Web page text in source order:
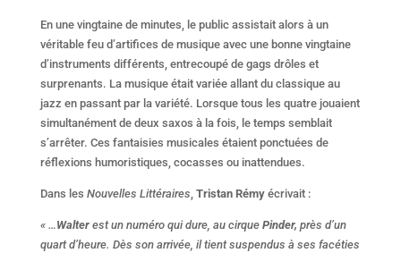
En une vingtaine de minutes, le public assistait alors à un
véritable feu d’artifices de musique avec une bonne vingtaine
d’instruments différents, entrecoupé de gags drôles et
surprenants. La musique était variée allant du classique au
jazz en passant par la variété. Lorsque tous les quatre jouaient
simultanément de deux saxos à la fois, le temps semblait
s’arrêter. Ces fantaisies musicales étaient ponctuées de
réflexions humoristiques, cocasses ou inattendues.
Dans les Nouvelles Littéraires, Tristan Rémyécrivait :
« …Walterest un numéro qui dure, au cirquePinder, près d’un
quart d’heure. Dès son arrivée, il tient suspendus à ses facé­ties